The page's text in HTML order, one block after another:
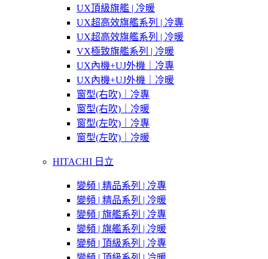
UX頂級旗艦 | 冷暖
UX超高效旗艦系列 | 冷專
UX超高效旗艦系列 | 冷暖
VX極致旗艦系列 | 冷暖
UX內機+UJ外機｜冷專
UX內機+UJ外機｜冷暖
窗型(右吹)｜冷專
窗型(右吹)｜冷暖
窗型(左吹)｜冷專
窗型(左吹)｜冷暖
HITACHI 日立
變頻 | 精品系列 | 冷專
變頻 | 精品系列 | 冷暖
變頻 | 旗艦系列 | 冷專
變頻 | 旗艦系列 | 冷暖
變頻 | 頂級系列 | 冷專